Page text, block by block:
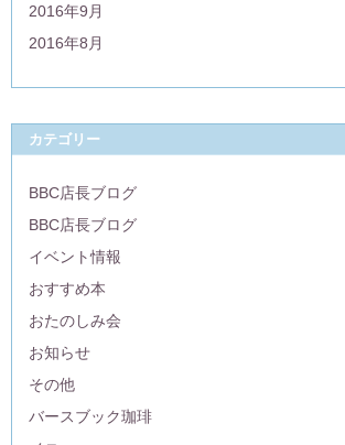
2016年9月
2016年8月
カテゴリー
BBC店長ブログ
BBC店長ブログ
イベント情報
おすすめ本
おたのしみ会
お知らせ
その他
バースブック珈琲